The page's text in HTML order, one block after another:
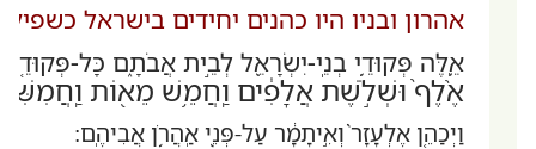
אהרון ובניו היו כהנים יחידים בישראל
אֵ֛לֶּה פְּקוּדֵ֥י בְנֵֽי-יִשְׂרָאֵ֖ל לְבֵ֣ית אֲבֹתָ֑ם כָּל-
אֶ֨לֶף֙ וּשְׁלֹ֣שֶׁת אֲלָפִ֔ים וַֽחֲמֵ֥שׁ מֵא֖וֹת
וַיְכַהֵ֤ן אֶלְעָזָר֙ וְאִ֣יתָמָ֔ר עַל-פְּנֵ֖י אַֽהֲרֹ֥ן אֲבִיהֶֽם: